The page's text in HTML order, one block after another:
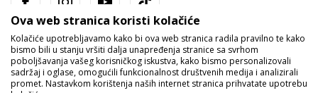
Ova web stranica koristi kolačiće
Kolačiće upotrebljavamo kako bi ova web stranica radila pravilno te kako
bismo bili u stanju vršiti dalja unapređenja stranice sa svrhom
poboljšavanja vašeg korisničkog iskustva, kako bismo personalizovali
sadržaj i oglase, omogućili funkcionalnost društvenih medija i analizirali
promet. Nastavkom korištenja naših internet stranica prihvatate upotrebu